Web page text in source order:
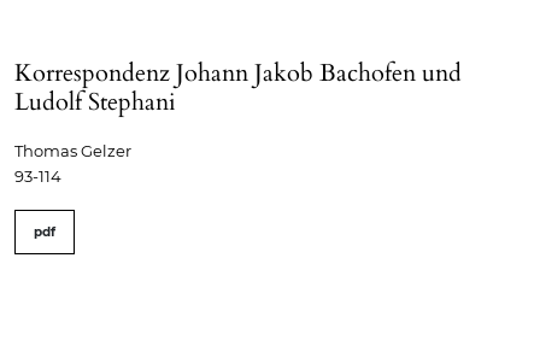
Korrespondenz Johann Jakob Bachofen und
Ludolf Stephani
Thomas Gelzer
93-114
pdf